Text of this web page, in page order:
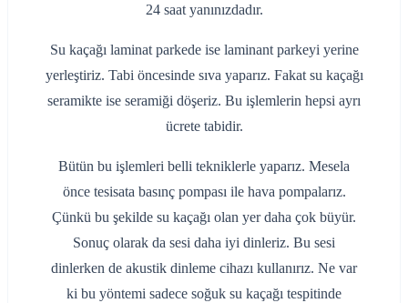
24 saat yanınızdadır.
Su kaçağı laminat parkede ise laminant parkeyi yerine
yerleştiriz. Tabi öncesinde sıva yaparız. Fakat su kaçağı
seramikte ise seramiği döşeriz. Bu işlemlerin hepsi ayrı
ücrete tabidir.
Bütün bu işlemleri belli tekniklerle yaparız. Mesela
önce tesisata basınç pompası ile hava pompalarız.
Çünkü bu şekilde su kaçağı olan yer daha çok büyür.
Sonuç olarak da sesi daha iyi dinleriz. Bu sesi
dinlerken de akustik dinleme cihazı kullanırız. Ne var
ki bu yöntemi sadece soğuk su kaçağı tespitinde